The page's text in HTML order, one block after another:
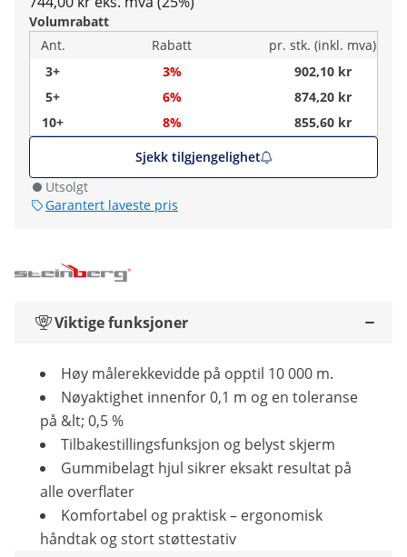
Volumrabatt
Ant.
Rabatt
pr. stk. (inkl. mva)
3+
3%
902,10 kr
5+
6%
874,20 kr
10+
8%
855,60 kr
Sjekk tilgjengelighet
Utsolgt
Garantert laveste pris
Viktige funksjoner
Høy målerekkevidde på opptil 10 000 m.
Nøyaktighet innenfor 0,1 m og en toleranse
på &lt; 0,5 %
Tilbakestillingsfunksjon og belyst skjerm
Gummibelagt hjul sikrer eksakt resultat på
alle overflater
Komfortabel og praktisk – ergonomisk
håndtak og stort støttestativ